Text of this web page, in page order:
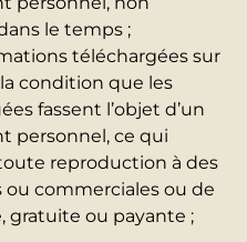
le temps ;
téléchargées sur
condition que les
fassent l’objet d’un
personnel, ce qui
reproduction à des
ou commerciales ou de
gratuite ou payante ;